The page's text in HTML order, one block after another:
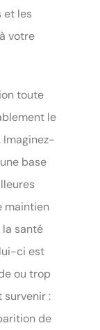
et les
votre
toute
le
base
maintien
la santé
ci est
ou trop
survenir :
de